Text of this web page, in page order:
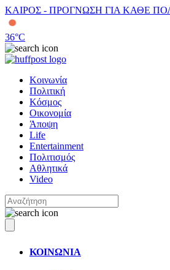
ΚΑΙΡΟΣ - ΠΡΟΓΝΩΣΗ ΓΙΑ ΚΑΘΕ
36°C
Κοινωνία
Πολιτική
Κόσμος
Οικονομία
Άποψη
Life
Entertainment
Πολιτισμός
Αθλητικά
Video
ΚΟΙΝΩΝΙΑ